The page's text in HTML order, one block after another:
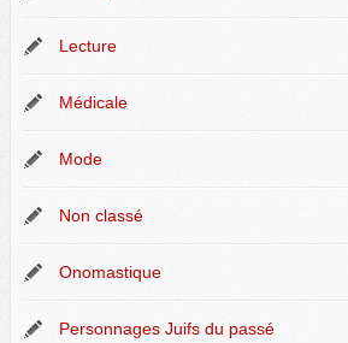
Lecture
Médicale
Mode
Non classé
Onomastique
Personnages Juifs du passé